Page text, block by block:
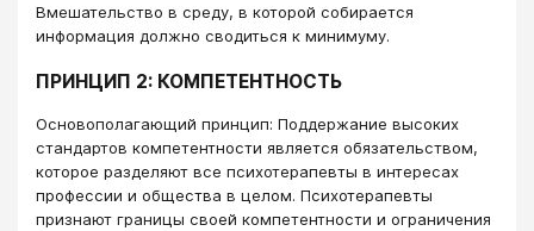
Вмешательство в среду, в которой собирается
информация должно сводиться к минимуму.
ПРИНЦИП 2: КОМПЕТЕНТНОСТЬ
Основополагающий принцип: Поддержание высоких
стандартов компетентности является обязательством,
которое разделяют все психотерапевты в интересах
профессии и общества в целом. Психотерапевты
признают границы своей компетентности и ограничения